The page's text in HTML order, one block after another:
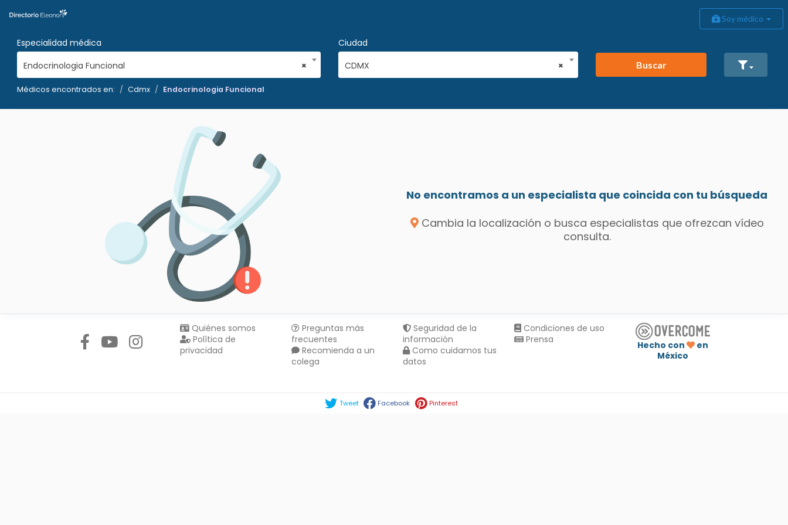
Soy médico
Especialidad médica
×
Endocrinologia Funcional
Ciudad
×
CDMX Buscar
Médicos encontrados en: Cdmx Endocrinologia Funcional
No encontramos a un especialista que coincida con tu búsqueda
Cambia la localización o busca especialistas que ofrezcan vídeo
consulta.
Quiénes somos
Política de
privacidad
Preguntas más
frecuentes
Recomienda a un
colega
Seguridad de la
información
Como cuidamos tus
datos
Condiciones de uso
Prensa
Hecho con
en
México
Tweet Facebook Pinterest